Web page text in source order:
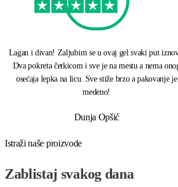
Dunja Opšić
Lagan i divan! Zaljubim se u ovaj gel svaki put
Dva pokreta četkicom i sve je na mestu a nema
osećaja lepka na licu. Sve stiže brzo a pakovanje je
medeno!
Istraži naše proizvode
Zablistaj svakog dana